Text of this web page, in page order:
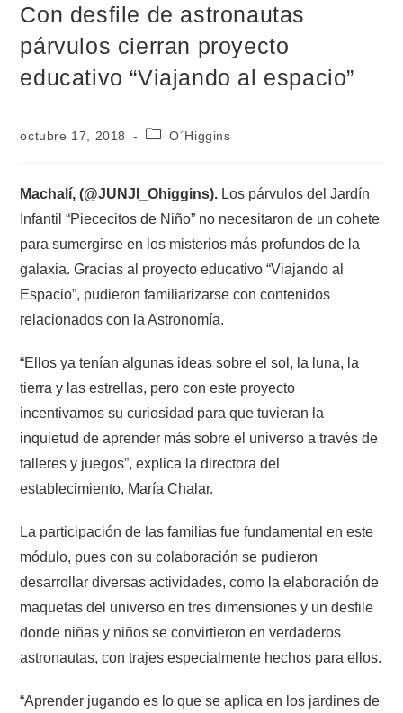
Con desfile de astronautas
párvulos cierran proyecto
educativo “Viajando al espacio”
octubre 17, 2018 O´Higgins
Machalí, (@JUNJI_Ohiggins). Los párvulos del Jardín
Infantil “Piececitos de Niño” no necesitaron de un cohete
para sumergirse en los misterios más profundos de la
galaxia. Gracias al proyecto educativo “Viajando al
Espacio”, pudieron familiarizarse con contenidos
relacionados con la Astronomía.
“Ellos ya tenían algunas ideas sobre el sol, la luna, la
tierra y las estrellas, pero con este proyecto
incentivamos su curiosidad para que tuvieran la
inquietud de aprender más sobre el universo a través de
talleres y juegos”, explica la directora del
establecimiento, María Chalar.
La participación de las familias fue fundamental en este
módulo, pues con su colaboración se pudieron
desarrollar diversas actividades, como la elaboración de
maquetas del universo en tres dimensiones y un desfile
donde niñas y niños se convirtieron en verdaderos
astronautas, con trajes especialmente hechos para ellos.
“Aprender jugando es lo que se aplica en los jardines de